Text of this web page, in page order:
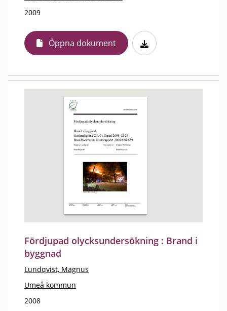
2009
Öppna dokument
Fördjupad olycksundersökning : Brand i
byggnad
Lundqvist, Magnus
Umeå kommun
2008